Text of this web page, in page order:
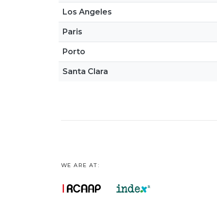
Los Angeles
Paris
Porto
Santa Clara
WE ARE AT: